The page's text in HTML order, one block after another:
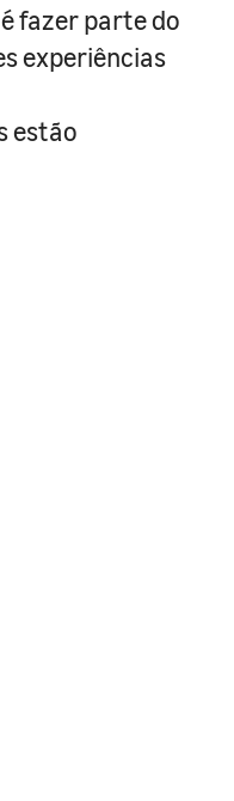
fazer parte do
experiências
estão